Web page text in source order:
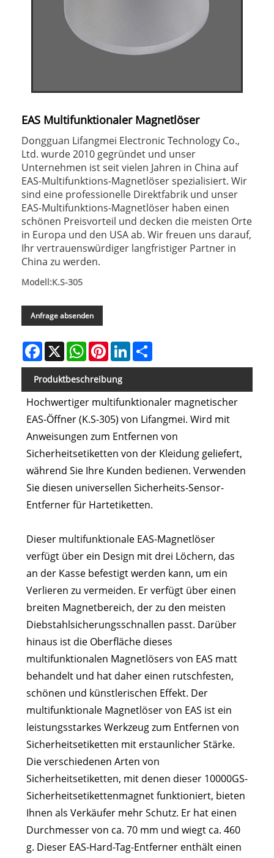
EAS Multifunktionaler Magnetlöser
Dongguan Lifangmei Electronic Technology Co.,
Ltd. wurde 2010 gegründet und unser
Unternehmen ist seit vielen Jahren in China auf
EAS-Multifunktions-Magnetlöser spezialisiert. Wir
sind eine professionelle Direktfabrik und unser
EAS-Multifunktions-Magnetlöser haben einen
schönen Preisvorteil und decken die meisten Orte
in Europa und den USA ab. Wir freuen uns darauf,
Ihr vertrauenswürdiger langfristiger Partner in
China zu werden.
Modell:K.S-305
Anfrage absenden
Facebook
X WhatsAppPinterestLinkedIn
Produktbeschreibung
Hochwertiger multifunktionaler magnetischer
EAS-Öffner (K.S-305) von Lifangmei. Wird mit
Anweisungen zum Entfernen von
Sicherheitsetiketten von der Kleidung geliefert,
während Sie Ihre Kunden bedienen. Verwenden
Sie diesen universellen Sicherheits-Sensor-
Entferner für Hartetiketten.
Dieser multifunktionale EAS-Magnetlöser
verfügt über ein Design mit drei Löchern, das
an der Kasse befestigt werden kann, um ein
Verlieren zu vermeiden. Er verfügt über einen
breiten Magnetbereich, der zu den meisten
Diebstahlsicherungsschnallen passt. Darüber
hinaus ist die Oberfläche dieses
multifunktionalen Magnetlösers von EAS matt
behandelt und hat daher einen rutschfesten,
schönen und künstlerischen Effekt. Der
multifunktionale Magnetlöser von EAS ist ein
leistungsstarkes Werkzeug zum Entfernen von
Sicherheitsetiketten mit erstaunlicher Stärke.
Die verschiedenen Arten von
Sicherheitsetiketten, mit denen dieser 10000GS-
Sicherheitsetikettenmagnet funktioniert, bieten
Ihnen als Verkäufer mehr Schutz. Er hat einen
Durchmesser von ca. 70 mm und wiegt ca. 460
g. Dieser EAS-Hard-Tag-Entferner enthält einen